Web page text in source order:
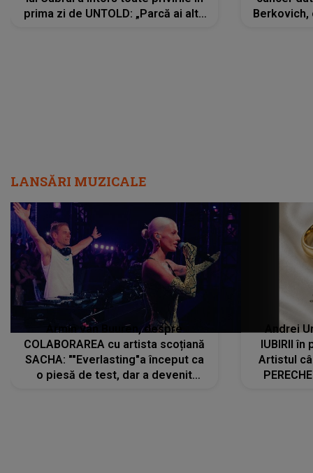
prima zi de UNTOLD: „Parcă ai altă
Berkovich,
LANSĂRI MUZICALE
Armin van Buuren, despre
COLABORAREA cu artista scoțiană
SACHA: ""Everlasting"a început ca
o piesă de test, dar a devenit
Andrei
IUBIRII în
Artistul